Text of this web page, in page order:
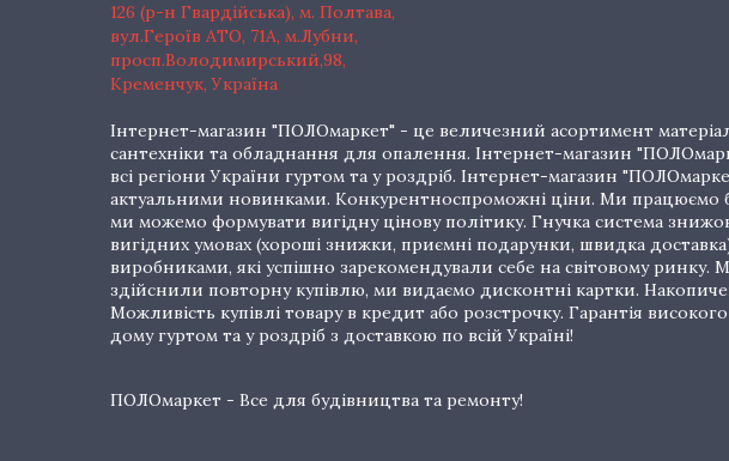
126 (р-н Гвардійська), м. Полтава,
вул.Героїв АТО, 71А, м.Лубни,
просп.Володимирський,98,
Кременчук, Україна
Інтернет-магазин "ПОЛОмаркет" - це величезний асортимент
сантехніки та обладнання для опалення. Інтернет-магазин
всі регіони України гуртом та у роздріб. Інтернет-магазин
актуальними новинками. Конкурентноспроможні ціни. Ми працюємо
ми можемо формувати вигідну цінову політику. Гнучка система
вигідних умовах (хороші знижки, приємні подарунки, швидка
виробниками, які успішно зарекомендували себе на світовому
здійснили повторну купівлю, ми видаємо дисконтні картки.
Можливість купівлі товару в кредит або розстрочку. Гарантія
дому гуртом та у роздріб з доставкою по всій Україні!
ПОЛОмаркет - Все для будівництва та ремонту!